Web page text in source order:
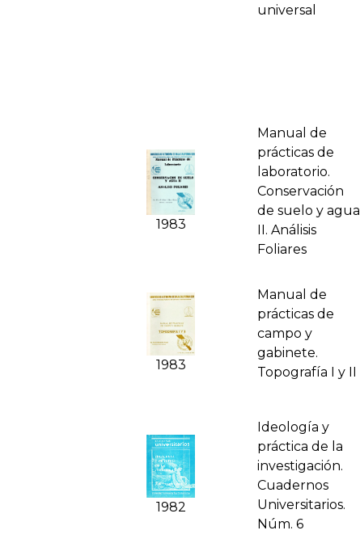
universal
1983
Manual de
prácticas de
laboratorio.
Conservación
de suelo y agua
II. Análisis
Foliares
1983
Manual de
prácticas de
campo y
gabinete.
Topografía I y II
1982
Ideología y
práctica de la
investigación.
Cuadernos
Universitarios.
Núm. 6